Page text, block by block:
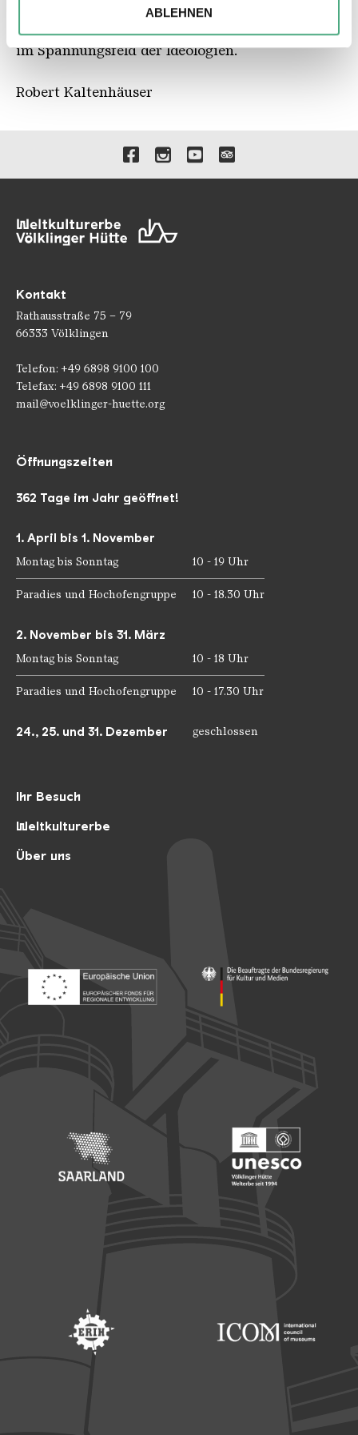
Partner führen diese Informationen möglicherweise mit
weiteren Daten zusammen, die Sie ihnen bereitgestellt
haben oder die sie im Rahmen Ihrer Nutzung der Dienste
ABLEHNEN
Schreibmaterial und ihrem Künstlerfreund S213
als drittem Mann, inszenieren sie ein Mahnmal
im Spannungsfeld der Ideologien.
Robert Kaltenhäuser
Verlinkungen zu unseren
Kontakt
Rathausstraße 75 – 79
66333 Völklingen
Telefon: +49 6898 9100 100
Telefax: +49 6898 9100 111
mail@voelklinger-huette.org
Ihr Besuch
Weltkulturerbe
Über uns
Öffnungszeiten
362 Tage im Jahr geöffnet!
1. April bis 1. November
Montag bis Sonntag 10 - 19 Uhr
Paradies und Hochofengruppe 10 - 18.30 Uhr
2. November bis 31. März
Montag bis Sonntag 10 - 18 Uhr
Paradies und Hochofengruppe 10 - 17.30 Uhr
24., 25. und 31. Dezember geschlossen